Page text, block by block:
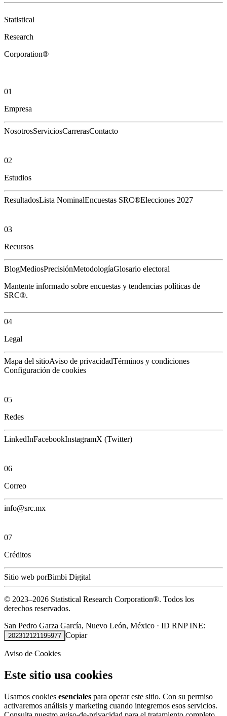
Statistical
Research
Corporation®
01
Empresa
NosotrosServiciosCarrerasContacto
02
Estudios
ResultadosLista NominalEncuestas SRC®Elecciones 2027
03
Recursos
BlogMediosPrecisiónMetodologíaGlosario electoral
Mantente informado sobre encuestas y tendencias políticas de
SRC®.
04
Legal
Mapa del sitioAviso de privacidadTérminos y condiciones
Configuración de cookies
05
Redes
LinkedInFacebookInstagramX (Twitter)
06
Correo
info@src.mx
07
Créditos
Sitio web porBimbi Digital
© 2023–2026 Statistical Research Corporation®. Todos los
derechos reservados.
San Pedro Garza García, Nuevo León, México · ID RNP INE:
202312121195977 Copiar
Aviso de Cookies
Este sitio usa cookies
Usamos cookies esenciales para operar este sitio. Con su permiso
activaremos análisis y marketing cuando integremos esos servicios.